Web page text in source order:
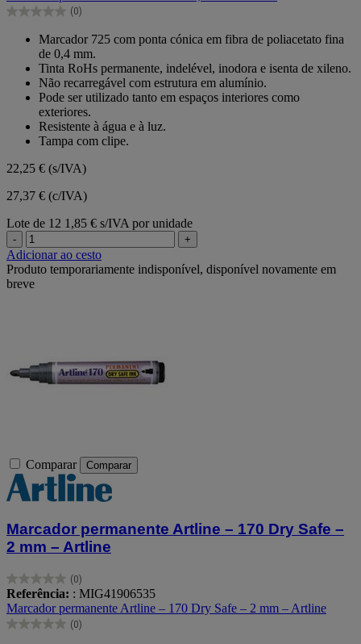
estrelas.
(0)
0.0
estrelas.
Marcador 725 com ponta cónica em fibra de poliacetato fina
de 0,4 mm.
Tinta RoHs permanente, indelével, inodora e isenta de xileno.
Não recarregável com estrutura em alumínio.
Pode ser utilizado tanto em espaços interiores como
exteriores.
Resistente à água e à luz.
Tampa com clipe.
22,25 € (s/IVA)
27,37 € (c/IVA)
Lote de 12 1,85 € s/IVA por unidade
- +
Adicionar ao cesto
Produto temporariamente indisponível, disponível novamente em
breve
Comparar Comparar
Marcador permanente Artline – 170 Dry Safe –
2 mm – Artline
(0)
0.0
em
5
estrelas.
Referência: : MIG41906535
Marcador permanente Artline – 170 Dry Safe – 2 mm – Artline
(0)
0.0